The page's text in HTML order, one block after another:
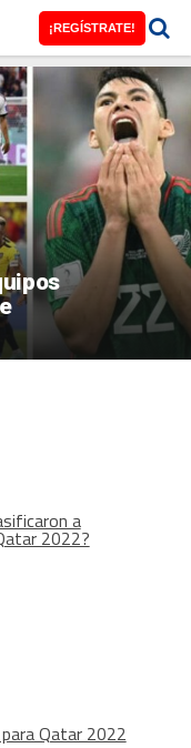
¡REGÍSTRATE!
a
2022?
Qatar 2022